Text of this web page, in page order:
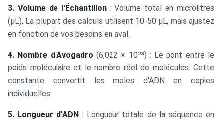
3. Volume de l'Échantillon: Volume total en microlitres
(μL). La plupart des calculs utilisent 10-50 μL, mais ajustez
en fonction de vos besoins en aval.
4. Nombre d'Avogadro (6,022 × 10²³) : Le pont entre le
poids moléculaire et le nombre réel de molécules. Cette
constante convertit les moles d'ADN en copies
individuelles.
5. Longueur d'ADN : Longueur totale de la séquence en